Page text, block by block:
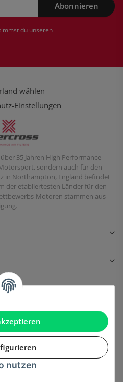
nutzen
Abonnieren
du unseren
wählen
Einstellungen
35 Jahren High Performance
sondern auch für den
in Northampton, England befindet
der etabliertesten Länder für den
Motoren stammen aus